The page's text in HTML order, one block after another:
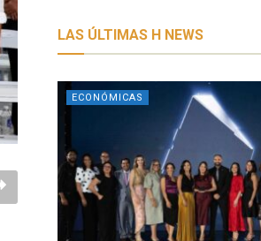
LAS ÚLTIMAS H NEWS
ECONÓMICAS